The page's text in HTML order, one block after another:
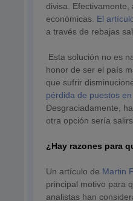
divisa.
económicas. El
a través de rebajas
Esta solución no es
honor de ser el país
que sufrir
pérdida de puestos
Desgraciadamente,
otra opción sería
¿Hay razones para
Un artículo de Martin
principal motivo para
analistas han